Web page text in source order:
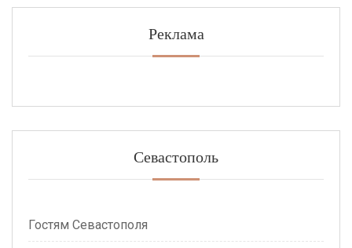
Реклама
Севастополь
Гостям Севастополя